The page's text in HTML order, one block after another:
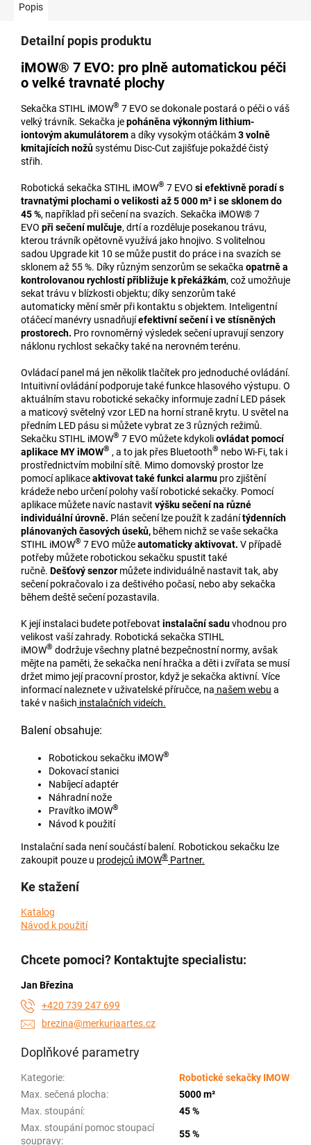
Popis
Detailní popis produktu
iMOW® 7 EVO: pro plně automatickou péči
o velké travnaté plochy
Sekačka STIHL iMOW® 7 EVO se dokonale postará o péči o váš
velký trávník. Sekačka jepoháněna výkonným lithium-
iontovým akumulátorema díky vysokým otáčkám3 volně
kmitajících nožůsystému Disc-Cut zajišťuje pokaždé čistý
střih.
Robotická sekačka STIHL iMOW® 7 EVO si efektivně poradí s
travnatými plochami o velikosti až 5 000 m² i se sklonem do
45 %, například při sečení na svazích. Sekačka iMOW® 7
EVO při sečení mulčuje, drtí a rozděluje posekanou trávu,
kterou trávník opětovně využívá jako hnojivo. S volitelnou
sadou Upgrade kit 10 se může pustit do práce i na svazích se
sklonem až 55 %. Díky různým senzorům se sekačka opatrně a
kontrolovanou rychlostí přibližuje k překážkám, což umožňuje
sekat trávu v blízkosti objektu; díky senzorům také
automaticky mění směr při kontaktu s objektem. Inteligentní
otáčecí manévry usnadňujíefektivní sečení i ve stísněných
prostorech. Pro rovnoměrný výsledek sečení upravují senzory
náklonu rychlost sekačky také na nerovném terénu.
Ovládací panel má jen několik tlačítek pro jednoduché ovládání.
Intuitivní ovládání podporuje také funkce hlasového výstupu. O
aktuálním stavu robotické sekačky informuje zadní LED pásek
a maticový světelný vzor LED na horní straně krytu. U světel na
předním LED pásu si můžete vybrat ze 3 různých režimů.
Sekačku STIHL iMOW® 7 EVO můžete kdykoliovládat pomocí
aplikace MY iMOW® , a to jak přes Bluetooth® nebo Wi-Fi, tak i
prostřednictvím mobilní sítě. Mimo domovský prostor lze
pomocí aplikaceaktivovat také funkci alarmu pro zjištění
krádeže nebo určení polohy vaší robotické sekačky. Pomocí
aplikace můžete navíc nastavit výšku sečení na různé
individuální úrovně. Plán sečení lze použít k zadánítýdenních
plánovaných časových úseků, během nichž se vaše sekačka
STIHL iMOW® 7 EVO můžeautomaticky aktivovat. V případě
potřeby můžete robotickou sekačku spustit také
ručně. Dešťový senzor můžete individuálně nastavit tak, aby
sečení pokračovalo i za deštivého počasí, nebo aby sekačka
během deště sečení pozastavila.
K její instalaci budete potřebovat instalační saduvhodnou pro
velikost vaší zahrady. Robotická sekačka STIHL
iMOW® dodržuje všechny platné bezpečnostní normy, avšak
mějte na paměti, že sekačka není hračka a děti i zvířata se musí
držet mimo její pracovní prostor, když je sekačka aktivní. Více
informací naleznete v uživatelské příručce, na našem webu a
také v našich instalačních videích.
Balení obsahuje:
Robotickou sekačku iMOW®
Dokovací stanici
Nabíjecí adaptér
Náhradní nože
Pravítko iMOW®
Návod k použití
Instalační sada není součástí balení. Robotickou sekačku lze
zakoupit pouze u prodejců iMOW® Partner.
Ke stažení
Katalog
Návod k použití
Chcete pomoci? Kontaktujte specialistu:
Jan Březina
+420 739 247 699
brezina@merkuriaartes.cz
Doplňkové parametry
Kategorie:
Robotické sekačky IMOW
Max. sečená plocha:
5000 m²
Max. stoupání:
45 %
Max. stoupání pomoc stoupací
soupravy:
55 %